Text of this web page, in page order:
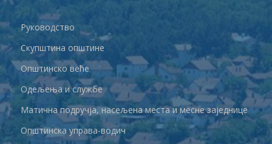
Руководство
Скупштина општине
Општинско веће
Одељења и службе
Матична подручја, насељена места и месне заједнице
Општинска управа-водич